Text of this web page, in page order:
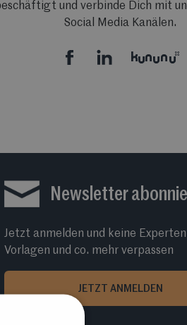
und verbinde Dich mit
Social Media Kanälen.
Newsletter
Jetzt anmelden und keine
Vorlagen und co. mehr verpassen
JETZT ANMELDEN